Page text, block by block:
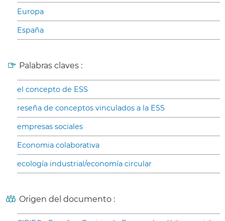
Europa
España
Palabras claves :
el concepto de ESS
reseña de conceptos vinculados a la ESS
empresas sociales
Economia colaborativa
ecología industrial/economía circular
Origen del documento :